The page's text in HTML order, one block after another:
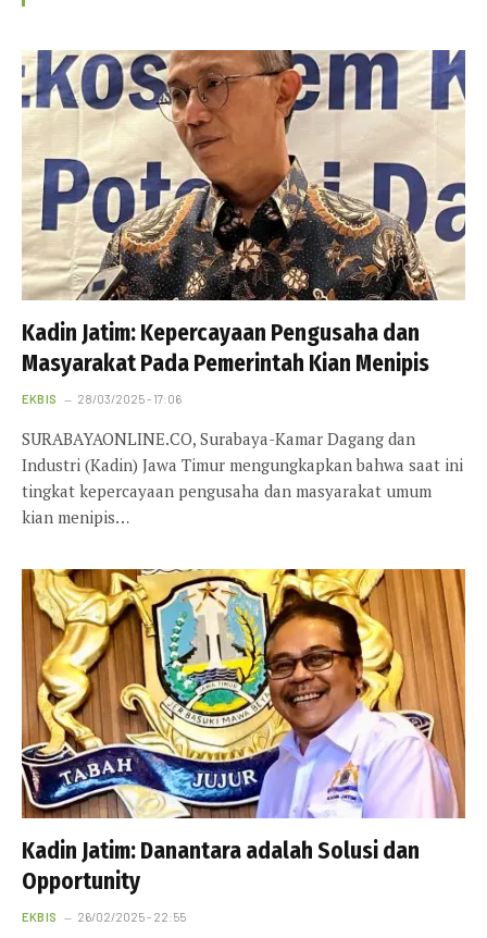
Kadin Jatim: Kepercayaan Pengusaha dan
Masyarakat Pada Pemerintah Kian Menipis
EKBIS 28/03/2025 - 17:06
SURABAYAONLINE.CO, Surabaya-Kamar Dagang dan
Industri (Kadin) Jawa Timur mengungkapkan bahwa saat ini
tingkat kepercayaan pengusaha dan masyarakat umum
kian menipis…
Kadin Jatim: Danantara adalah Solusi dan
Opportunity
EKBIS 26/02/2025 - 22:55